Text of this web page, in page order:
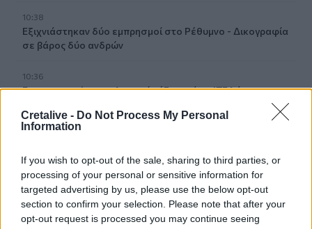
Cretalive - Do Not Process My Personal
Information
If you wish to opt-out of the sale, sharing to third parties, or
processing of your personal or sensitive information for
targeted advertising by us, please use the below opt-out
section to confirm your selection. Please note that after your
opt-out request is processed you may continue seeing
10:38
Εξιχνιάστηκαν δύο εμπρησμοί στο Ρέθυμνο - Δικογραφία
σε βάρος δύο ανδρών
10:36
Εκ περιτροπής η κυκλοφορία έξω από το ΙΤΕ λόγω των
10:17
Προσοχή! Ο ΕΦΚΑ… δαγκώνει τους ανυποψίαστους
πολίτες!